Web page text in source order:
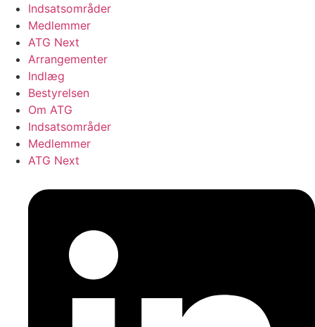
Indsatsområder
Medlemmer
ATG Next
Arrangementer
Indlæg
Bestyrelsen
Om ATG
Indsatsområder
Medlemmer
ATG Next